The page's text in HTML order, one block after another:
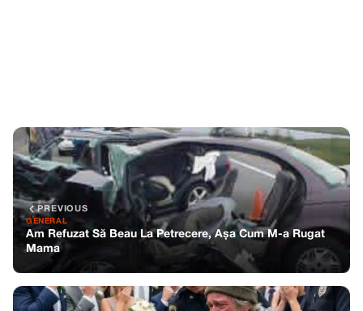
PREVIOUS
GENERAL
Am Refuzat Să Beau La Petrecere, Așa Cum M-a Rugat
Mama